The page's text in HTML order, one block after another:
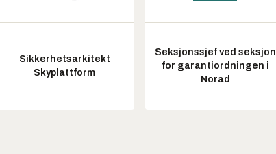
Sikkerhetsarkitekt
Skyplattform
Seksjonssjef ved seksjon
for garantiordningen i
Norad